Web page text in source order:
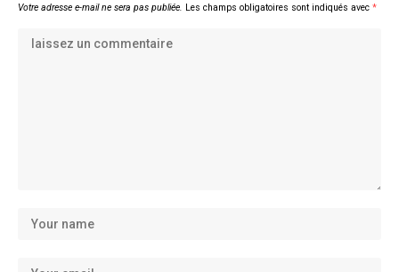
Votre adresse e-mail ne sera pas publiée. Les champs obligatoires sont indiqués avec *